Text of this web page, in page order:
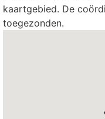
kaartgebied. De
toegezonden.